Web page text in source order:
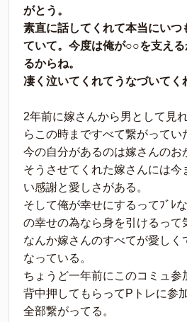
がとう。
素直に話してくれて本当にいつ
ていて。今度は俺が○○を支え
るからね。
凄く泣いてくれてうなづいてく
2年前に嫁さんから男として見
らこの時まですべて繋がってい
今の自分があるのは嫁さんのお
そうさせてくれた嫁さんには今
い感謝と愛しさがある。
そして俺が幸せにするってﾌﾞﾚ
の幸せの為なら身を引けるっ
なんか嫁さんのすべてが愛しく
なっている。
ちょうど一年前にこのコミュ参
背中押してもらってPトレに参
全部繋がってる。